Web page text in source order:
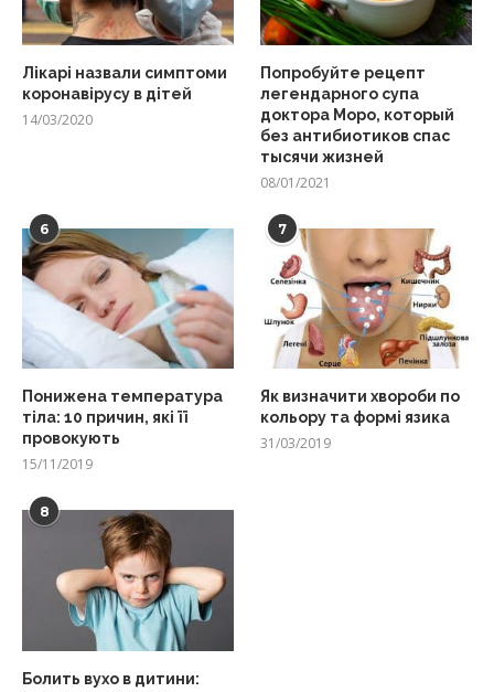
Лікарі назвали симптоми
коронавірусу в дітей
14/03/2020
Попробуйте рецепт
легендарного супа
доктора Моро, который
без антибиотиков спас
тысячи жизней
08/01/2021
6
Понижена температура
тіла: 10 причин, які її
провокують
15/11/2019
7
Як визначити хвороби по
кольору та формі язика
31/03/2019
8
Болить вухо в дитини: